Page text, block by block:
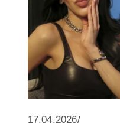
17.04.2026/